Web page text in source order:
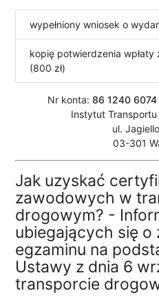
wypełniony wniosek o
kopię potwierdzenia
(800 zł)
Nr konta: 86 1240
Instytut
ul.
03-301
Jak uzyskać
zawodowych w
drogowym? -
ubiegających się o
egzaminu na
Ustawy z dnia 6
transporcie